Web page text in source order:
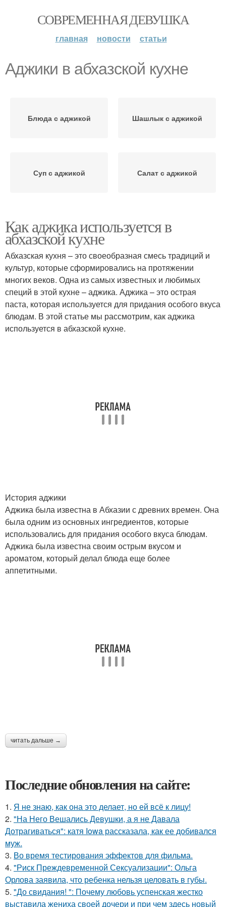
СОВРЕМЕННАЯ ДЕВУШКА
главная новости статьи
Аджики в абхазской кухне
Блюда с аджикой Шашлык с аджикой
Суп с аджикой Салат с аджикой
Как аджика используется в
абхазской кухне
Абхазская кухня – это своеобразная смесь традиций и
культур, которые сформировались на протяжении
многих веков. Одна из самых известных и любимых
специй в этой кухне – аджика. Аджика – это острая
паста, которая используется для придания особого вкуса
блюдам. В этой статье мы рассмотрим, как аджика
используется в абхазской кухне.
История аджики
Аджика была известна в Абхазии с древних времен. Она
была одним из основных ингредиентов, которые
использовались для придания особого вкуса блюдам.
Аджика была известна своим острым вкусом и
ароматом, который делал блюда еще более
аппетитными.
читать дальше →
Последние обновления на сайте:
1. Я не знаю, как она это делает, но ей всё к лицу!
2. "На Него Вешались Девушки, а я не Давала
Дотрагиваться": катя Iowa рассказала, как ее добивался
муж.
3. Во время тестирования эффектов для фильма.
4. "Риск Преждевременной Сексуализации": Ольга
Орлова заявила, что ребенка нельзя целовать в губы.
5. "До свидания! ": Почему любовь успенская жестко
выставила жениха своей дочери и при чем здесь новый